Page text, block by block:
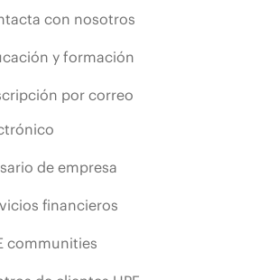
con nosotros
y formación
por correo
de empresa
financieros
communities